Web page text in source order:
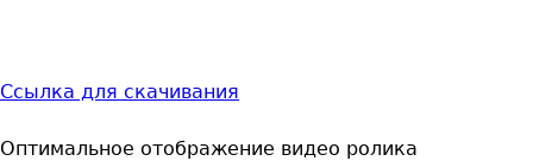
Ссылка для скачивания
Оптимальное отображение видео ролика